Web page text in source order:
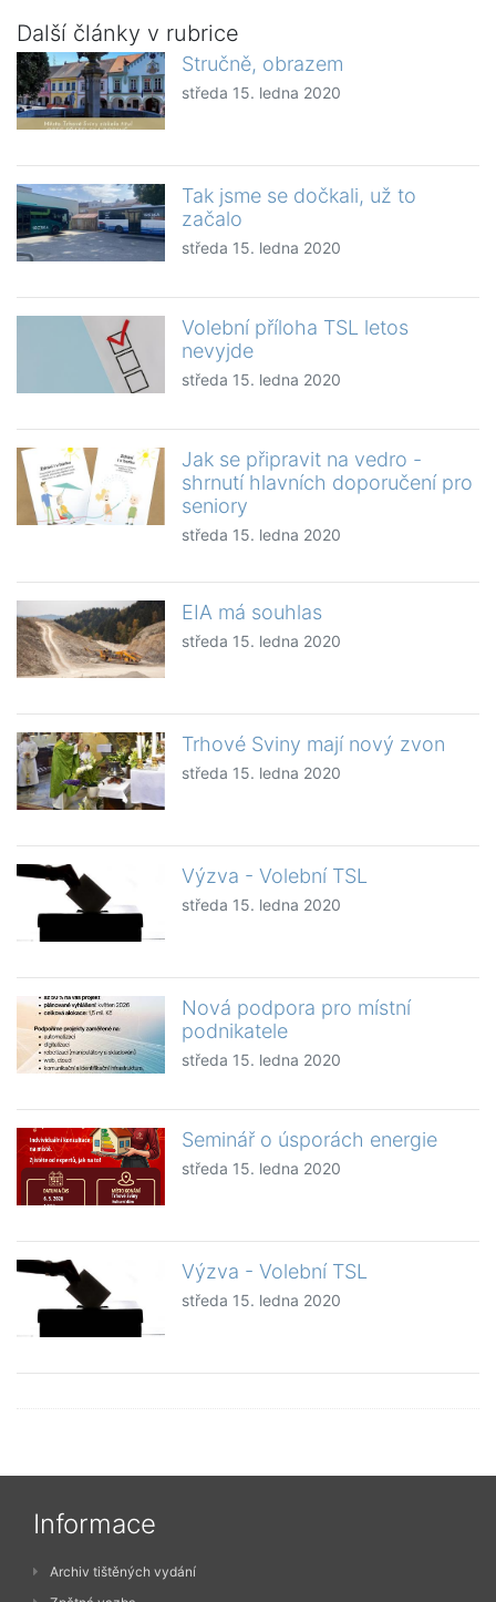
Další články v rubrice
Stručně, obrazem
středa 15. ledna 2020
Tak jsme se dočkali, už to
začalo
středa 15. ledna 2020
Volební příloha TSL letos
nevyjde
středa 15. ledna 2020
Jak se připravit na vedro -
shrnutí hlavních doporučení pro
seniory
středa 15. ledna 2020
EIA má souhlas
středa 15. ledna 2020
Trhové Sviny mají nový zvon
středa 15. ledna 2020
Výzva - Volební TSL
středa 15. ledna 2020
Nová podpora pro místní
podnikatele
středa 15. ledna 2020
Seminář o úsporách energie
středa 15. ledna 2020
Výzva - Volební TSL
středa 15. ledna 2020
Informace
Archiv tištěných vydání